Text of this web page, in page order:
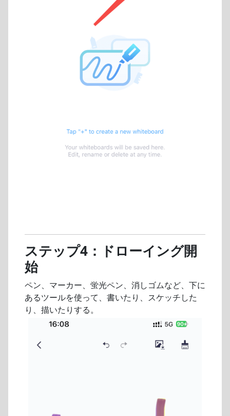
ステップ4：ドローイング開
始
ペン、マーカー、蛍光ペン、消しゴムなど、下に
あるツールを使って、書いたり、スケッチした
り、描いたりする。